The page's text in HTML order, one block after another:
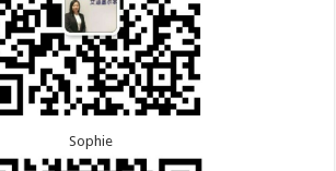
Sophie